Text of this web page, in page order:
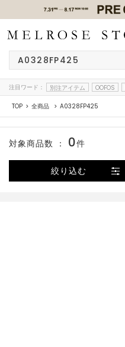
注目ワード： 別注アイテム OOFOS
TOP 全商品 A0328FP425
絞り込む
対象商品数 ： 0件